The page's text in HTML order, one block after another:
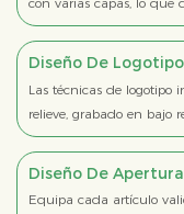
Diseño De
Las técnicas de logotipo
relieve, grabado en bajo
Diseño De Apertura
Equipa cada artículo